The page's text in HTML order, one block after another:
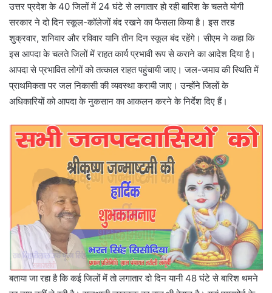
उत्तर प्रदेश के 40 जिलों में 24 घंटे से लगातार हो रही बारिश के चलते योगी
सरकार ने दो दिन स्कूल-कॉलेजों बंद रखने का फैसला किया है। इस तरह
शुक्रवार, शनिवार और रविवार यानि तीन दिन स्कूल बंद रहेंगे। सीएम ने कहा कि
इस आपदा के चलते जिलों में राहत कार्य प्रभावी रूप से कराने का आदेश दिया है।
आपदा से प्रभावित लोगों को तत्काल राहत पहुंचायी जाए। जल-जमाव की स्थिति में
प्राथमिकता पर जल निकासी की व्यवस्था करायी जाए। उन्होंने जिलों के
अधिकारियों को आपदा के नुकसान का आकलन करने के निर्देश दिए हैं।
बताया जा रहा है कि कई जिलों में तो लगातार दो दिन यानी 48 घंटे से बारिश थमने